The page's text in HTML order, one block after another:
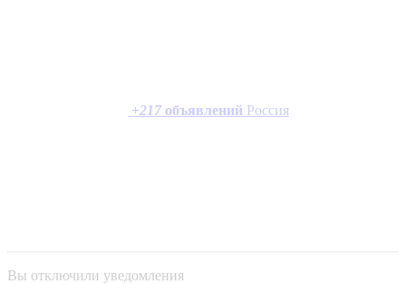
+217 объявлений Россия
Вы отключили уведомления